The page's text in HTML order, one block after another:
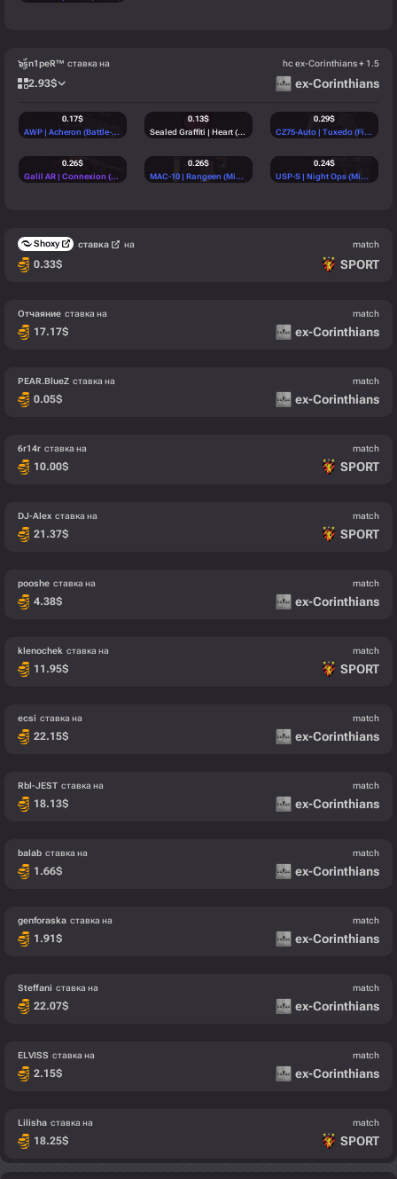
๖ۣۜsn1peR™ ставка на hc ex-Corinthians + 1.5
2.93$ ex-Corinthians
0.17$
AWP | Acheron (Battle-Scarred)
(Mil-Spec)
0.13$
Sealed Graffiti | Heart (Blood Red)
(Base)
0.29$
CZ75-Auto | Tuxedo (Field-Tested)
0.26$
Galil AR | Connexion (Field-Tested)
(Restricted)
0.26$
MAC-10 | Rangeen (Minimal Wear)
(Mil-Spec)
0.24$
USP-S | Night Ops (Minimal Wear)
0.41
(Industrial)
Shoxy ставка на match
0.33$ SPORT
Отчаяние ставка на match
17.17$ ex-Corinthians
PEAR.BlueZ ставка на match
0.05$ ex-Corinthians
6r14r ставка на match
10.00$ SPORT
DJ-Alex ставка на match
21.37$ SPORT
pooshe ставка на match
4.38$ ex-Corinthians
klenochek ставка на match
11.95$ SPORT
ecsi ставка на match
22.15$ ex-Corinthians
Rbl-JEST ставка на match
18.13$ ex-Corinthians
balab ставка на match
1.66$ ex-Corinthians
genforaska ставка на match
1.91$ ex-Corinthians
Steffani ставка на match
22.07$ ex-Corinthians
ELVISS ставка на match
2.15$ ex-Corinthians
Lilisha ставка на match
18.25$ SPORT